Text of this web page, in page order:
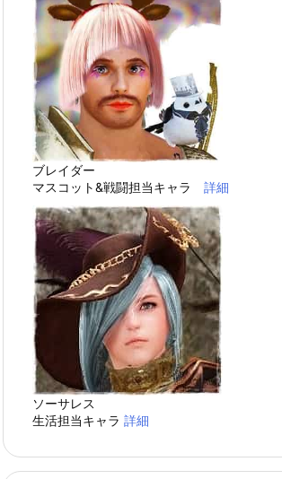
ブレイダー
マスコット&戦闘担当キャラ 詳細
ソーサレス
生活担当キャラ 詳細